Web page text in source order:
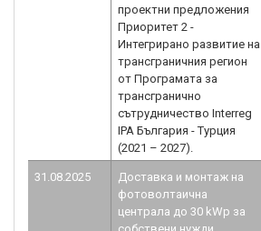
проектни предложения
Приоритет 2 -
Интегрирано развитие на
трансграничния регион
от Програмата за
трансгранично
сътрудничество Interreg
IPA България - Турция
(2021 – 2027).
31.08.2025
Доставка и монтаж на
фотоволтаична
централа до 30 kWp за